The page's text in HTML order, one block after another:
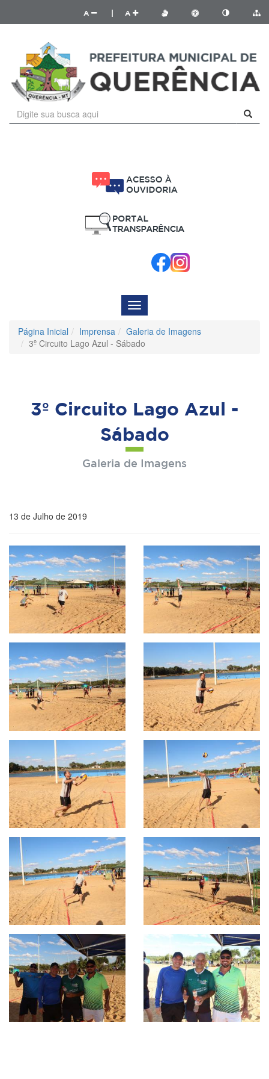
A A
Menu
de
Navegação
Página Inicial Imprensa
Galeria de Imagens
3º Circuito Lago Azul - Sábado
3º Circuito Lago Azul -
Sábado
Galeria de Imagens
13 de Julho de 2019